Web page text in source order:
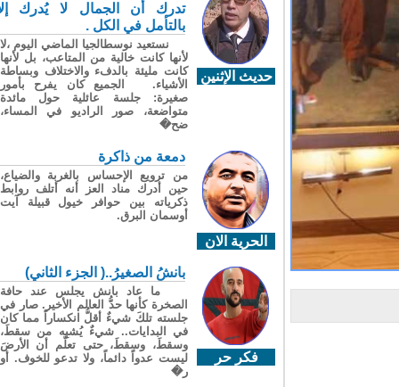
حديث الإثنين
تدرك أن الجمال لا يُدرك إلا
بالتأمل في الكل .
نستعيد نوسطالجيا الماضي اليوم ،لا
لأنها كانت خالية من المتاعب، بل لأنها
كانت مليئة بالدفء والاختلاف وبساطة
الأشياء. الجميع كان يفرح بأمور
صغيرة: جلسة عائلية حول مائدة
متواضعة، صور الراديو في المساء،
ضح�
الحرية الان
دمعة من ذاكرة
من ترويع الإحساس بالغربة والضياع،
حين أدرك مناد العز أنه أتلف روابط
ذكرياته بين حوافر خيول قبيلة آيت
أوسمان البرق.
فكر حر
بانشُ الصغيرُ..( الجزء الثاني)
ما عاد بانش يجلس عند حافة
الصخرة كأنها حدُّ العالم الأخير. صار في
جلسته تلكَ شيءٌ أقلُّ انكساراً مما كان
في البدايات.. شيءٌ يُشبِه من سقطَ،
وسقطَ، وسقطَ، حتى تعلّم أن الأرضَ
ليست عدواً دائماً، ولا تدعو للخوف. أو
ر�